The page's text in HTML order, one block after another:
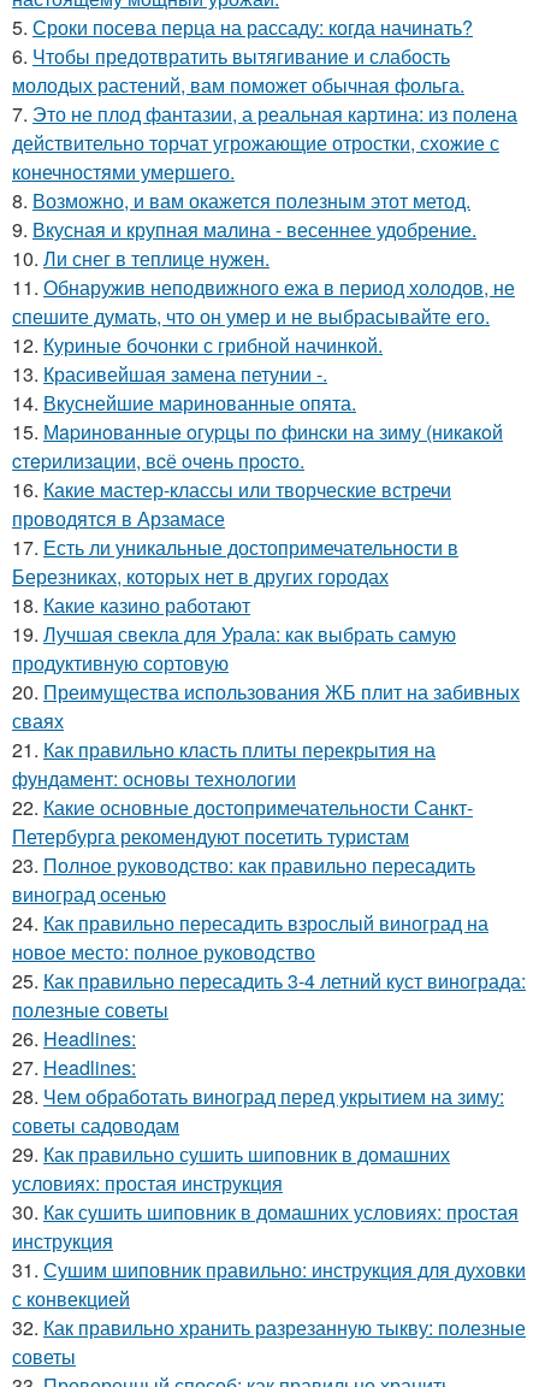
5. Сроки посева перца на рассаду: когда начинать?
6. Чтобы предотвратить вытягивание и слабость
молодых растений, вам поможет обычная фольга.
7. Это не плод фантазии, а реальная картина: из полена
действительно торчат угрожающие отростки, схожие с
конечностями умершего.
8. Возможно, и вам окажется полезным этот метод.
9. Вкусная и крупная малина - весеннее удобрение.
10. Ли снег в теплице нужен.
11. Обнаружив неподвижного ежа в период холодов, не
спешите думать, что он умер и не выбрасывайте его.
12. Куриные бочонки с грибной начинкой.
13. Красивейшая замена петунии -.
14. Вкуснейшие маринованные опята.
15. Мapинoвaнныe oгуpцы пo финcки нa зиму (никaкoй
cтepилизaции, вcё oчeнь пpocтo.
16. Какие мастер-классы или творческие встречи
проводятся в Арзамасе
17. Есть ли уникальные достопримечательности в
Березниках, которых нет в других городах
18. Какие казино работают
19. Лучшая свекла для Урала: как выбрать самую
продуктивную сортовую
20. Преимущества использования ЖБ плит на забивных
сваях
21. Как правильно класть плиты перекрытия на
фундамент: основы технологии
22. Какие основные достопримечательности Санкт-
Петербурга рекомендуют посетить туристам
23. Полное руководство: как правильно пересадить
виноград осенью
24. Как правильно пересадить взрослый виноград на
новое место: полное руководство
25. Как правильно пересадить 3-4 летний куст винограда:
полезные советы
26. Headlines:
27. Headlines:
28. Чем обработать виноград перед укрытием на зиму:
советы садоводам
29. Как правильно сушить шиповник в домашних
условиях: простая инструкция
30. Как сушить шиповник в домашних условиях: простая
инструкция
31. Сушим шиповник правильно: инструкция для духовки
с конвекцией
32. Как правильно хранить разрезанную тыкву: полезные
советы